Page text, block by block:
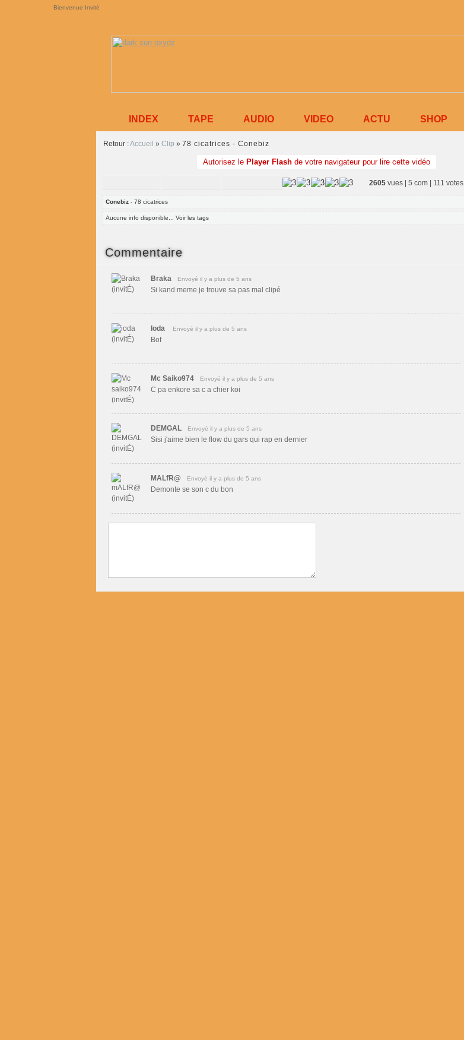
Bienvenue Invité
SHOP
ACTU
VIDEO
AUDIO
TAPE
INDEX
Retour :Accueil » Clip » 78 cicatrices - Conebiz
Autorisez le Player Flash de votre navigateur pour lire cette vidéo
2605 vues | 5 com | 111 votes
Conebiz - 78 cicatrices
Aucune info disponible... Voir les tags
Commentaire
Braka Envoyé il y a plus de 5 ans
Si kand meme je trouve sa pas mal clipé
Ioda Envoyé il y a plus de 5 ans
Bof
Mc Saiko974 Envoyé il y a plus de 5 ans
C pa enkore sa c a chier koi
DEMGAL Envoyé il y a plus de 5 ans
Sisi j'aime bien le flow du gars qui rap en dernier
MALfR@ Envoyé il y a plus de 5 ans
Demonte se son c du bon